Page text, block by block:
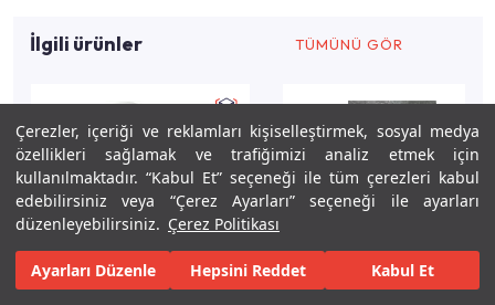
Çerezler, içeriği ve reklamları kişiselleştirmek, sosyal medya
özellikleri sağlamak ve trafiğimizi analiz etmek için
kullanılmaktadır. “Kabul Et” seçeneği ile tüm çerezleri kabul
edebilirsiniz veya “Çerez Ayarları” seçeneği ile ayarları
düzenleyebilirsiniz. Çerez Politikası
Ayarları Düzenle Hepsini Reddet Kabul Et
İlgili ürünler TÜMÜNÜ GÖR
Keşfet Tasarla Gerçekleştir